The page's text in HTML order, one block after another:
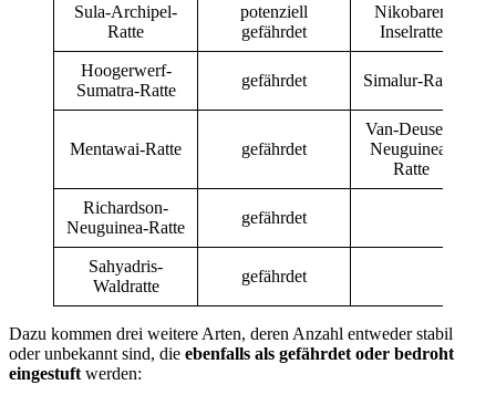
Sula-Archipel-
Ratte
potenziell
gefährdet
Nikobaren
Inselratte
Hoogerwerf-
Sumatra-Ratte
gefährdet Simalur-Ratte
Mentawai-Ratte gefährdet
Van-Deusen-
Neuguinea-
Ratte
Richardson-
Neuguinea-Ratte
gefährdet
Sahyadris-
Waldratte
gefährdet
Dazu kommen drei weitere Arten, deren Anzahl entweder stabil
oder unbekannt sind, die ebenfalls als gefährdet oder bedroht
eingestuft werden: